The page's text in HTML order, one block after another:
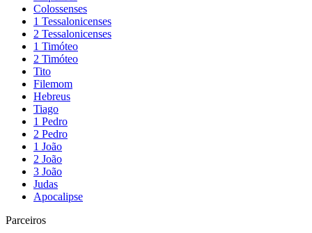
Colossenses
1 Tessalonicenses
2 Tessalonicenses
1 Timóteo
2 Timóteo
Tito
Filemom
Hebreus
Tiago
1 Pedro
2 Pedro
1 João
2 João
3 João
Judas
Apocalipse
Parceiros